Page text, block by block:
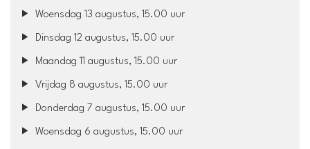
Woensdag 13 augustus, 15.00 uur
Dinsdag 12 augustus, 15.00 uur
Maandag 11 augustus, 15.00 uur
Vrijdag 8 augustus, 15.00 uur
Donderdag 7 augustus, 15.00 uur
Woensdag 6 augustus, 15.00 uur